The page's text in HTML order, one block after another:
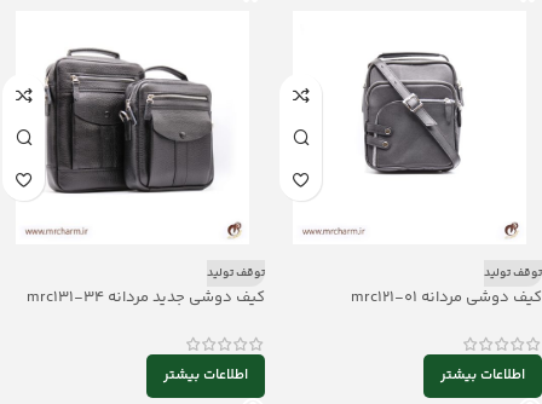
توقف تولید
کیف دوشی مردانه mrc121-01
اطلاعات بیشتر
توقف تولید
کیف دوشی جدید مردانه mrc131-34
اطلاعات بیشتر